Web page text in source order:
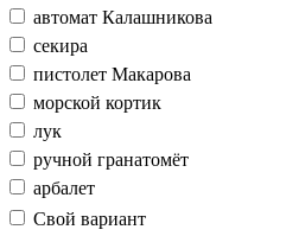
автомат Калашникова
секира
пистолет Макарова
морской кортик
лук
ручной гранатомёт
арбалет
Свой вариант